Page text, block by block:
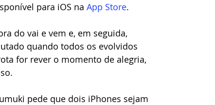
para iOS na App Store.
do vai e vem e, em seguida,
quando todos os evolvidos
for rever o momento de alegria,
pede que dois iPhones sejam